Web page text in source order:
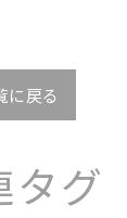
に戻る
タグ